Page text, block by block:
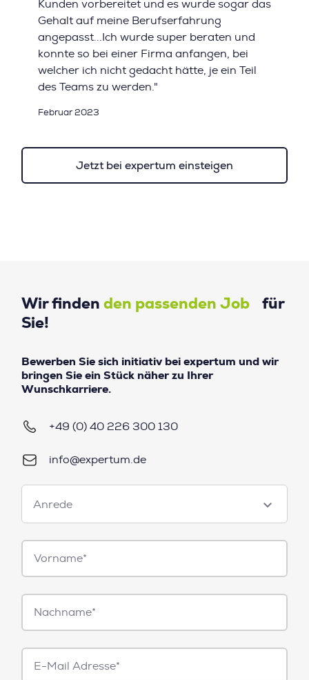
Kunden vorbereitet und es wurde sogar das
Gehalt auf meine Berufserfahrung
angepasst...Ich wurde super beraten und
konnte so bei einer Firma anfangen, bei
welcher ich nicht gedacht hätte, je ein Teil
des Teams zu werden."
Februar 2023
Jetzt bei expertum einsteigen
Wir finden den passenden Job für
Sie!
Bewerben Sie sich initiativ bei expertum und wir
bringen Sie ein Stück näher zu Ihrer
Wunschkarriere.
+49 (0) 40 226 300 130
info@expertum.de
Anrede
Anrede
Vorname*
Nachname*
E-
Mail*